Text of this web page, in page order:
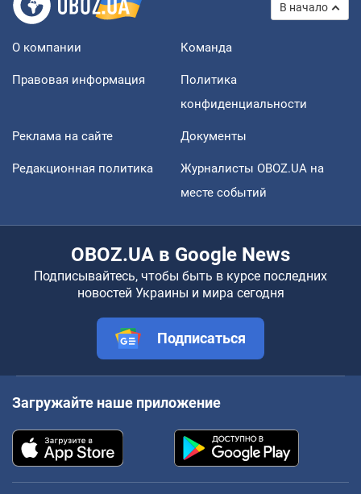
В начало
О компании Команда
Правовая информация
Политика
конфиденциальности
Реклама на сайте Документы
Редакционная политика
Журналисты OBOZ.UA на
месте событий
OBOZ.UA в Google News
Подписывайтесь, чтобы быть в курсе последних
новостей Украины и мира сегодня
Подписаться
Загружайте наше приложение